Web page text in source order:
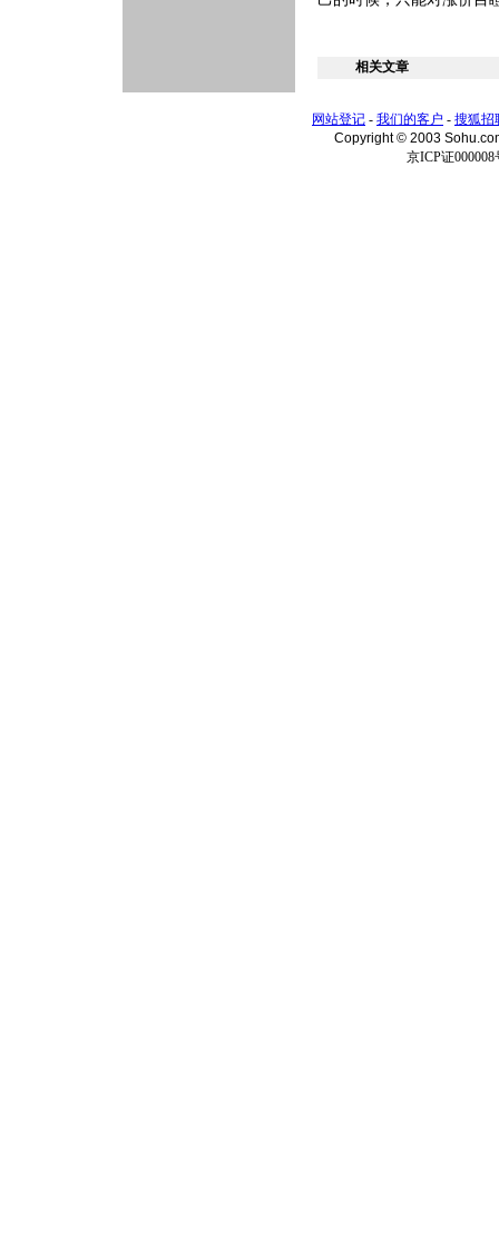
相关文章
网站登记 - 我们的客户 - 搜狐招
Copyright © 2003
京ICP证